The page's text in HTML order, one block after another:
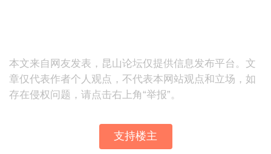
本文来自网友发表，昆山论坛仅提供信息发布平台。文
章仅代表作者个人观点，不代表本网站观点和立场，如
存在侵权问题，请点击右上角“举报”。
支持楼主